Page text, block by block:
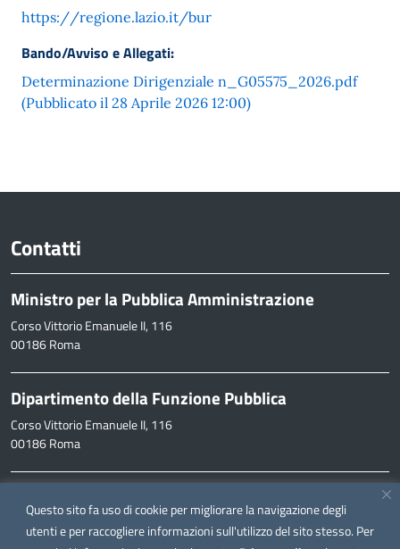
Questo sito fa uso di cookie per migliorare la navigazione degli
utenti e per raccogliere informazioni sull'utilizzo del sito stesso. Per
https://regione.lazio.it/bur
Bando/Avviso e Allegati:
Determinazione Dirigenziale n_G05575_2026.pdf
(Pubblicato il 28 Aprile 2026 12:00)
Contatti
Ministro per la Pubblica Amministrazione
Corso Vittorio Emanuele II, 116
00186 Roma
Dipartimento della Funzione Pubblica
Corso Vittorio Emanuele II, 116
00186 Roma
inpa@funzionepubblica.it